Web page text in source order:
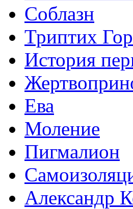
Соблазн
Триптих
История
Ева
Моление
Пигмалион
Александр